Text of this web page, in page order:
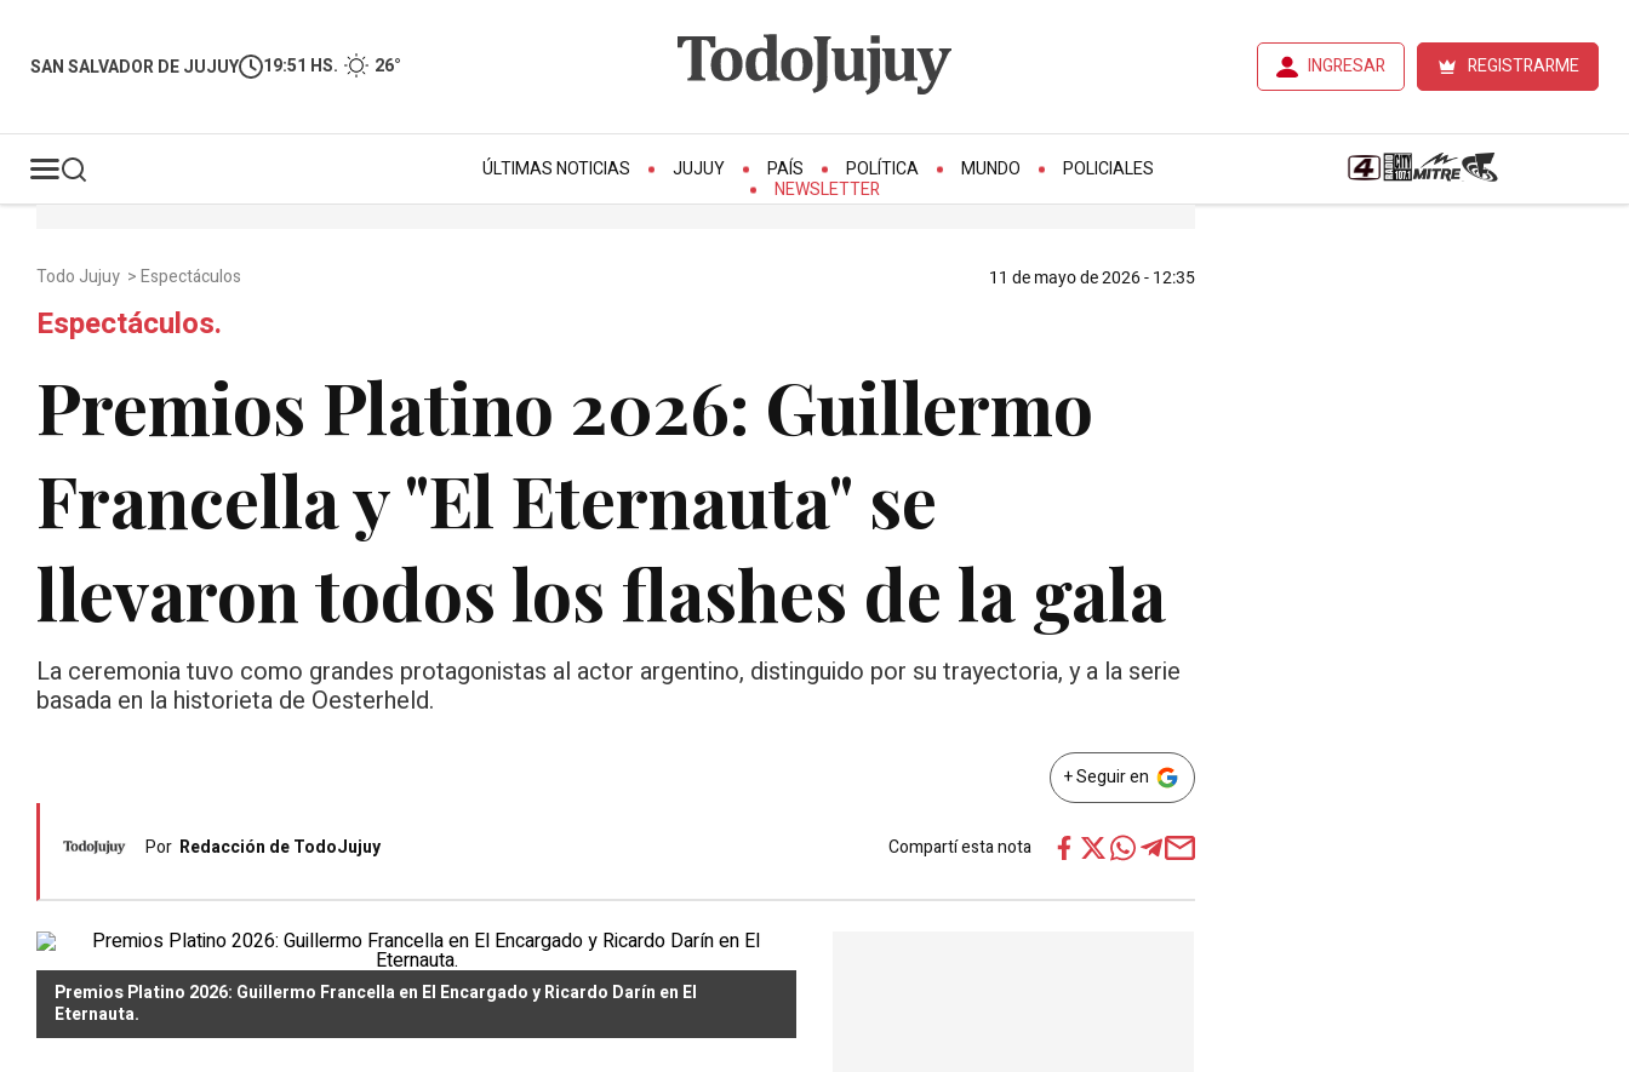
SAN SALVADOR DE JUJUY 19:51 HS. 26° INGRESAR REGISTRARME
ÚLTIMAS NOTICIAS JUJUY PAÍS POLÍTICA MUNDO
POLICIALES
NEWSLETTER
Todo Jujuy >Espectáculos 11 de mayo de 2026 - 12:35
Espectáculos.
Premios Platino 2026: Guillermo
Francella y "El Eternauta" se
llevaron todos los flashes de la gala
La ceremonia tuvo como grandes protagonistas al actor argentino, distinguido por su trayectoria, y a la serie
basada en la historieta de Oesterheld.
+ Seguir en
Por Redacción de TodoJujuy Compartí esta nota
Premios Platino 2026: Guillermo Francella en El Encargado y Ricardo Darín en El
Eternauta.